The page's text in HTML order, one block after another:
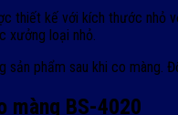
thiết kế với kích thước
xưởng loại nhỏ.
phẩm sau khi co
màng BS-4020